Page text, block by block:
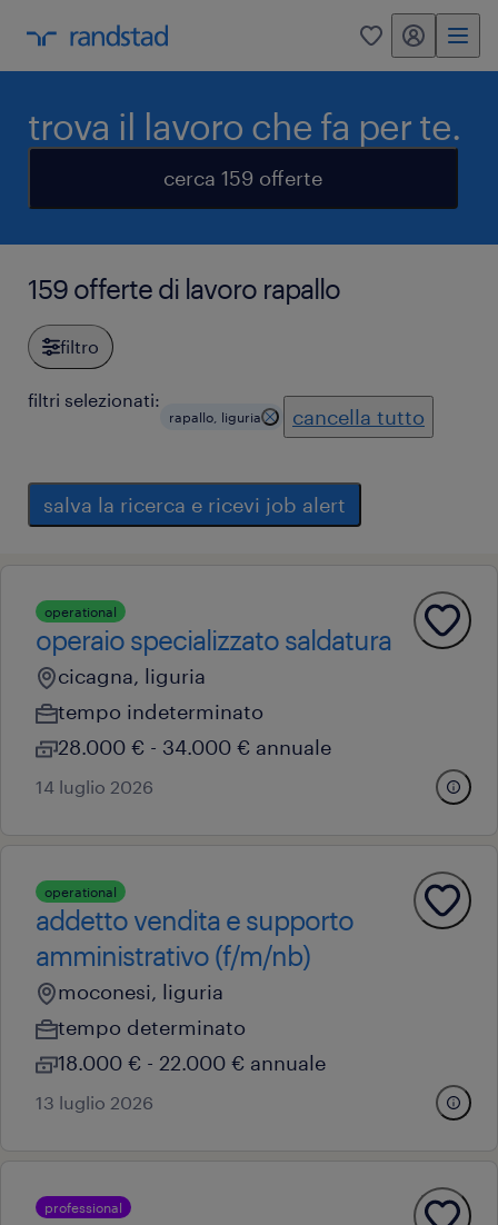
0 my randstad
trova il lavoro che fa per te.
cerca 159 offerte
159 offerte di lavoro rapallo
filtro
filtri selezionati:
rapallo, liguria cancella tutto
salva la ricerca e ricevi job alert
operational
operaio specializzato saldatura
cicagna, liguria
tempo indeterminato
28.000 € - 34.000 € annuale
14 luglio 2026
operational
addetto vendita e supporto
amministrativo (f/m/nb)
moconesi, liguria
tempo determinato
18.000 € - 22.000 € annuale
13 luglio 2026
professional